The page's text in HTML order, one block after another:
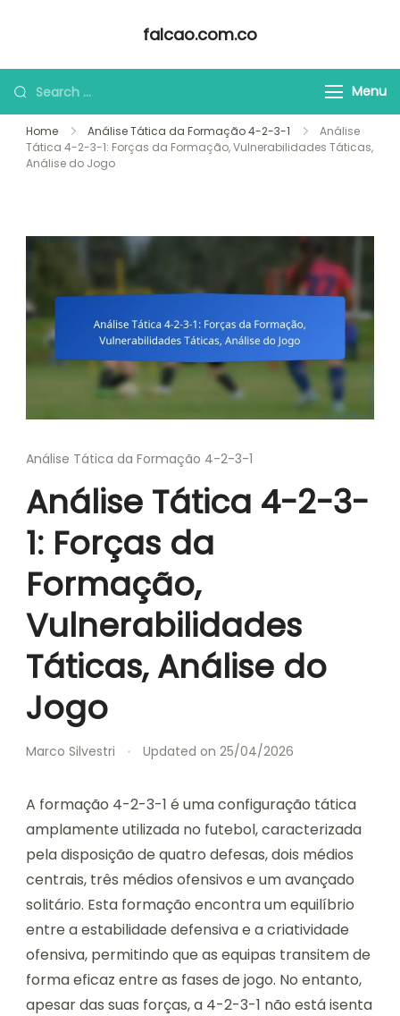
falcao.com.co
Looking
for
Something?
Menu
Home Análise Tática da Formação 4-2-3-1
Análise
Tática 4-2-3-1: Forças da Formação, Vulnerabilidades Táticas,
Análise do Jogo
Análise Tática da Formação 4-2-3-1
Análise Tática 4-2-3-
1: Forças da
Formação,
Vulnerabilidades
Táticas, Análise do
Jogo
Marco Silvestri Updated on 25/04/2026
A formação 4-2-3-1 é uma configuração tática
amplamente utilizada no futebol, caracterizada
pela disposição de quatro defesas, dois médios
centrais, três médios ofensivos e um avançado
solitário. Esta formação encontra um equilíbrio
entre a estabilidade defensiva e a criatividade
ofensiva, permitindo que as equipas transitem de
forma eficaz entre as fases de jogo. No entanto,
apesar das suas forças, a 4-2-3-1 não está isenta